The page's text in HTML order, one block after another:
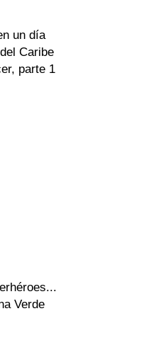
un día
Caribe
parte 1
Verde